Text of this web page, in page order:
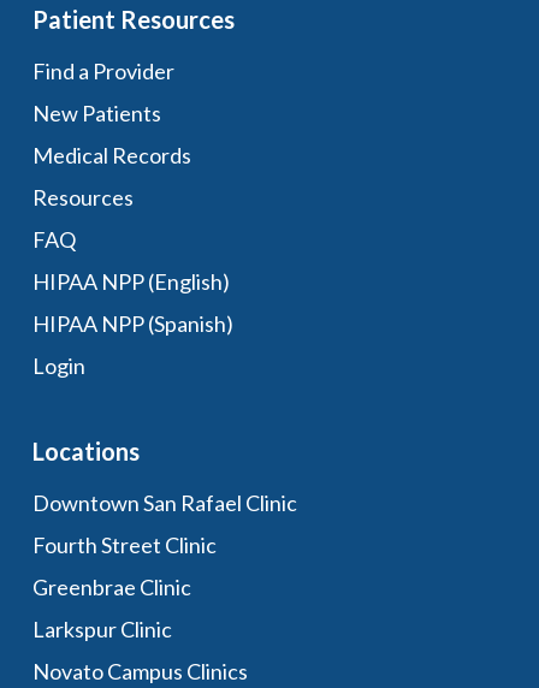
Patient Resources
Find a Provider
New Patients
Medical Records
Resources
FAQ
HIPAA NPP (English)
HIPAA NPP (Spanish)
Login
Locations
Downtown San Rafael Clinic
Fourth Street Clinic
Greenbrae Clinic
Larkspur Clinic
Novato Campus Clinics